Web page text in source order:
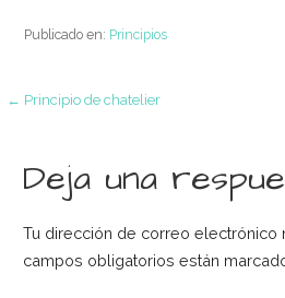
Publicado en: Principios
Navegación
de
entradas
← Principio de chatelier
Deja una
Tu dirección de correo electrónico
campos obligatorios están